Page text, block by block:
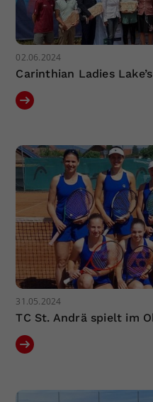
02.06.2024
Carinthian Ladies
31.05.2024
TC St. Andrä spielt im